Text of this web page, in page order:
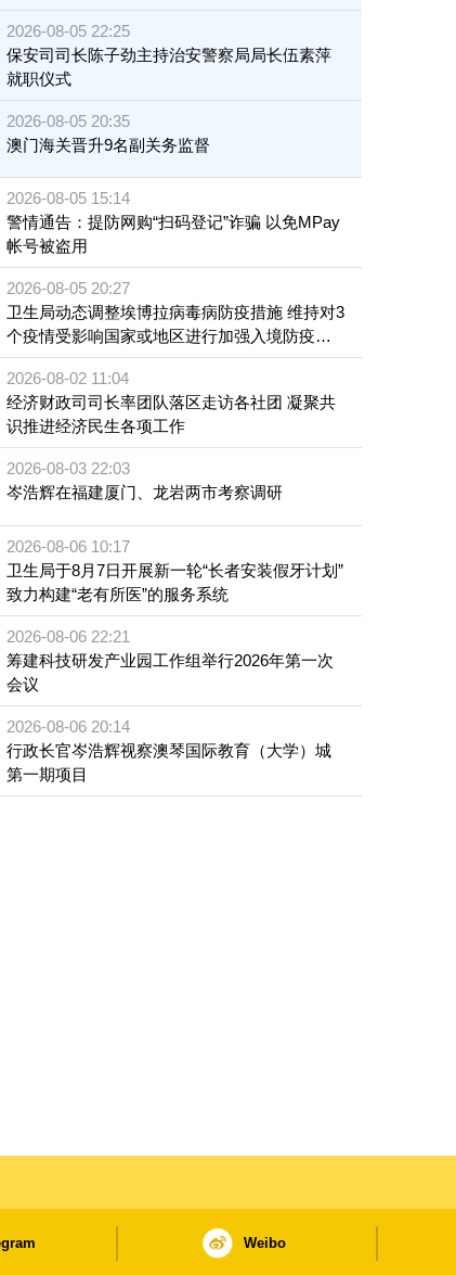
2026-08-05 22:25
保安司司长陈子劲主持治安警察局局长伍素萍
就职仪式
2026-08-05 20:35
澳门海关晋升9名副关务监督
2026-08-05 15:14
警情通告：提防网购“扫码登记”诈骗 以免MPay
帐号被盗用
2026-08-05 20:27
卫生局动态调整埃博拉病毒病防疫措施 维持对3
个疫情受影响国家或地区进行加强入境防疫措
施
2026-08-02 11:04
经济财政司司长率团队落区走访各社团 凝聚共
识推进经济民生各项工作
2026-08-03 22:03
岑浩辉在福建厦门、龙岩两市考察调研
2026-08-06 10:17
卫生局于8月7日开展新一轮“长者安装假牙计划”
致力构建“老有所医”的服务系统
2026-08-06 22:21
筹建科技研发产业园工作组举行2026年第一次
会议
2026-08-06 20:14
行政长官岑浩辉视察澳琴国际教育（大学）城
第一期项目
Weibo